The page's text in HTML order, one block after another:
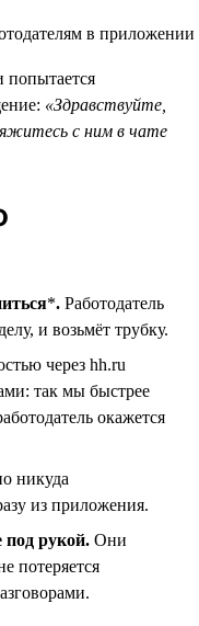
попытается
«Здравствуйте,
с ним в чате
*. Работодатель
и возьмёт трубку.
через hh.ru
так мы быстрее
окажется
никуда
из приложения.
под рукой. Они
потеряется